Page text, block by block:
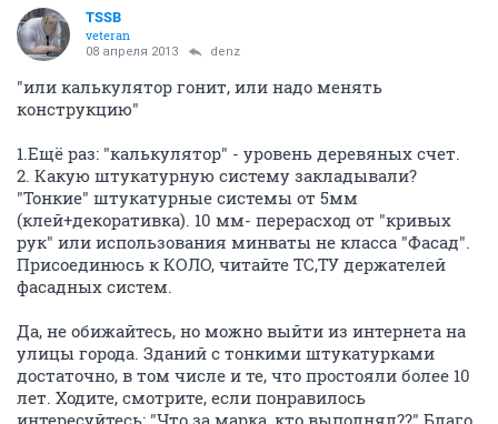
TSSB
veteran
08 апреля 2013 denz
"или калькулятор гонит, или надо менять
конструкцию"
1.Ещё раз: "калькулятор" - уровень деревяных счет.
2. Какую штукатурную систему закладывали?
"Тонкие" штукатурные системы от 5мм
(клей+декоративка). 10 мм- перерасход от "кривых
рук" или использования минваты не класса "Фасад".
Присоединюсь к КОЛО, читайте ТС,ТУ держателей
фасадных систем.
Да, не обижайтесь, но можно выйти из интернета на
улицы города. Зданий с тонкими штукатурками
достаточно, в том числе и те, что простояли более 10
лет. Ходите, смотрите, если понравилось
интересуйтесь: "Что за марка, кто выполнял??" Благо